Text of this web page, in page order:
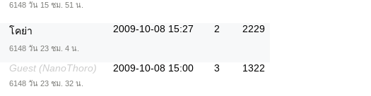
6148 วัน 15 ชม. 51 น.
โคย่า
6148 วัน 23 ชม. 4 น.
2009-10-08 15:27 2 2229
Guest (NanoThoro)
6148 วัน 23 ชม. 32 น.
2009-10-08 15:00 3 1322